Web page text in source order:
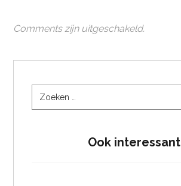
Comments zijn uitgeschakeld.
Ook interessant